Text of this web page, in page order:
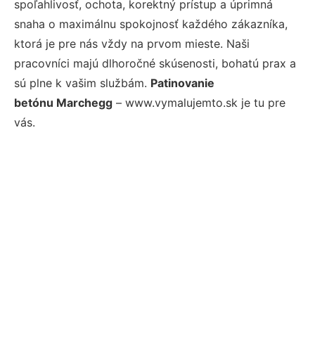
spoľahlivosť, ochota, korektný prístup a úprimná
snaha o maximálnu spokojnosť každého zákazníka,
ktorá je pre nás vždy na prvom mieste. Naši
pracovníci majú dlhoročné skúsenosti, bohatú prax a
sú plne k vašim službám. Patinovanie
betónu Marchegg – www.vymalujemto.sk je tu pre
vás.